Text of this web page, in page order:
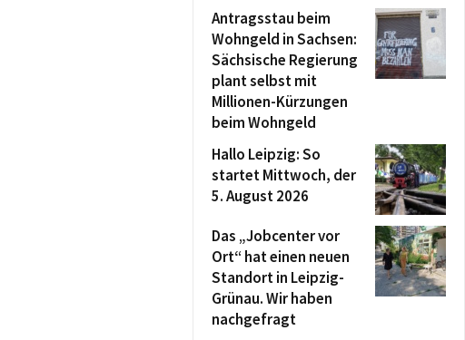
Antragsstau beim
Wohngeld in Sachsen:
Sächsische Regierung
plant selbst mit
Millionen-Kürzungen
beim Wohngeld
Hallo Leipzig: So
startet Mittwoch, der
5. August 2026
Das „Jobcenter vor
Ort“ hat einen neuen
Standort in Leipzig-
Grünau. Wir haben
nachgefragt